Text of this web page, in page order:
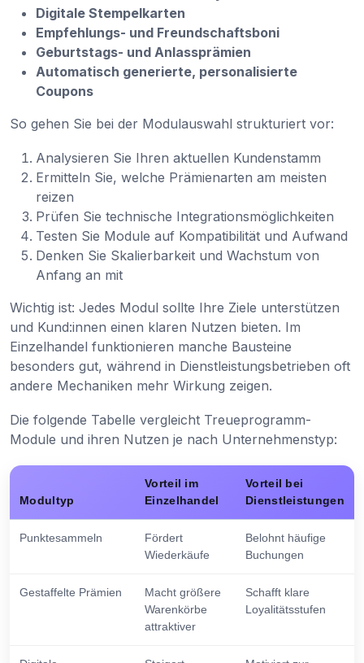
Digitale Stempelkarten
Empfehlungs- und Freundschaftsboni
Geburtstags- und Anlassprämien
Automatisch generierte, personalisierte
Coupons
So gehen Sie bei der Modulauswahl strukturiert vor:
Analysieren Sie Ihren aktuellen Kundenstamm
Ermitteln Sie, welche Prämienarten am meisten
reizen
Prüfen Sie technische Integrationsmöglichkeiten
Testen Sie Module auf Kompatibilität und Aufwand
Denken Sie Skalierbarkeit und Wachstum von
Anfang an mit
Wichtig ist: Jedes Modul sollte Ihre Ziele unterstützen
und Kund:innen einen klaren Nutzen bieten. Im
Einzelhandel funktionieren manche Bausteine
besonders gut, während in Dienstleistungsbetrieben oft
andere Mechaniken mehr Wirkung zeigen.
Die folgende Tabelle vergleicht Treueprogramm-
Module und ihren Nutzen je nach Unternehmenstyp:
Modultyp
Vorteil im
Einzelhandel
Vorteil bei
Dienstleistungen
Punktesammeln
Fördert
Wiederkäufe
Belohnt häufige
Buchungen
Gestaffelte Prämien
Macht größere
Warenkörbe
attraktiver
Schafft klare
Loyalitätsstufen